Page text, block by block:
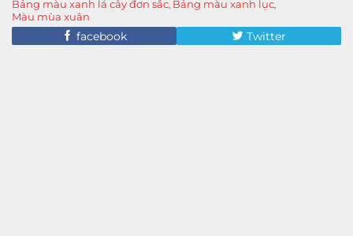
Bảng màu xanh lá cây đơn sắc, Bảng màu xanh lục,
Màu mùa xuân
facebook
Twitter